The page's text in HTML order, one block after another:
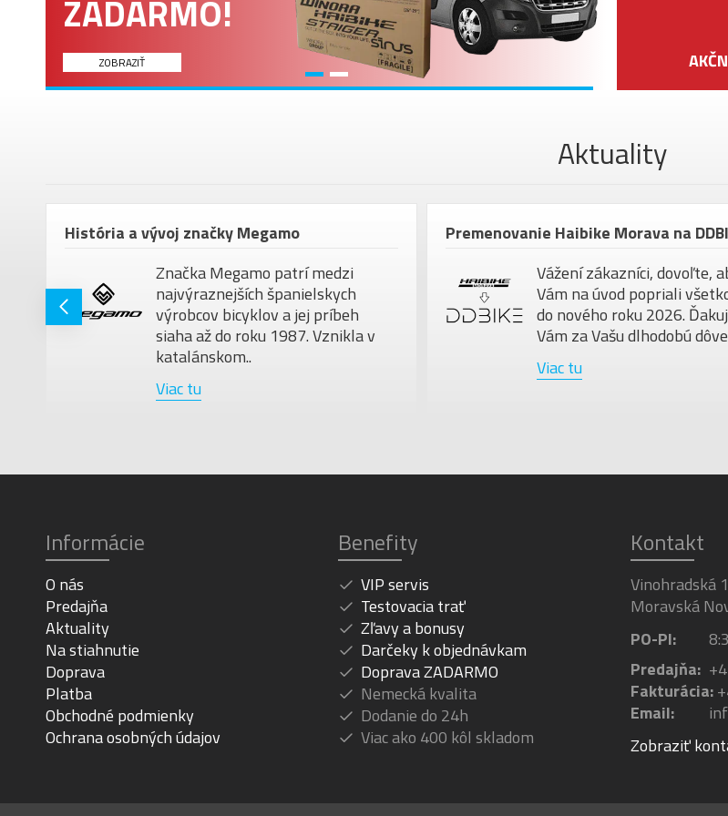
GRIPY
MAX.
Aktuality
História a vývoj značky Megamo
Značka Megamo patrí medzi
najvýraznejších španielskych
výrobcov bicyklov a jej príbeh
siaha až do roku 1987. Vznikla v
katalánskom..
Viac tu
Premenovanie Haibike Morava na
Vážení zákazníci, dovoľte,
Vám na úvod popriali
do nového roku 2026.
Vám za Vašu dlhodobú
Viac tu
Informácie
O nás
Predajňa
Aktuality
Na stiahnutie
Doprava
Platba
Obchodné podmienky
Ochrana osobných údajov
Benefity
VIP servis
Testovacia trať
Zľavy a bonusy
Darčeky k objednávkam
Doprava ZADARMO
Nemecká kvalita
Dodanie do 24h
Viac ako 400 kôl skladom
Kontakt
Vinohradská
Moravská
PO-PI:
Predajňa:
Fakturácia:
Email:
Zobraziť